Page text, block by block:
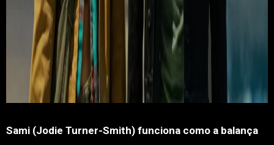
Sami (Jodie Turner-Smith) funciona como a balança